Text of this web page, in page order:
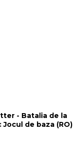
- Batalia de la
Jocul de baza (RO)